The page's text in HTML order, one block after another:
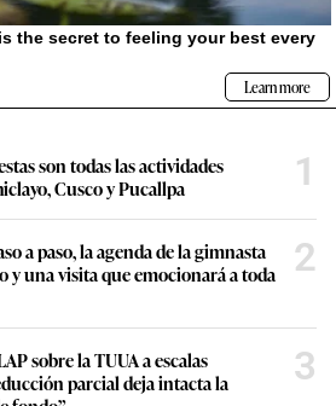
son todas las actividades
Cusco y Pucallpa
1
a paso, la agenda de la gimnasta
y una visita que emocionará a toda
2
sobre la TUUA a escalas
parcial deja intacta la
3